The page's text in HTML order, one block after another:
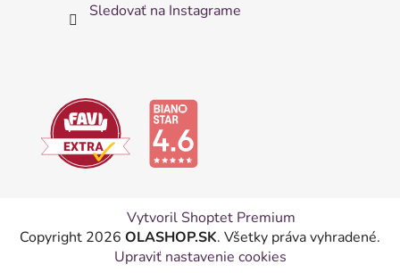
Sledovať na Instagrame
Vytvoril Shoptet Premium
Copyright 2026 OLASHOP.SK. Všetky práva vyhradené.
Upraviť nastavenie cookies